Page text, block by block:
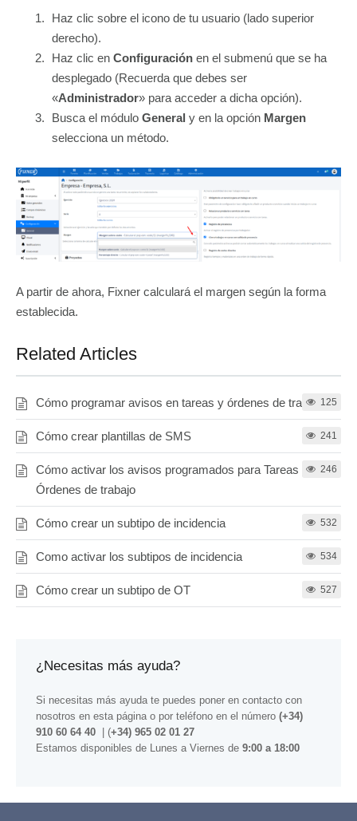
Haz clic sobre el icono de tu usuario (lado superior
derecho).
Haz clic en Configuración en el submenú que se ha
desplegado (Recuerda que debes ser
«Administrador» para acceder a dicha opción).
Busca el módulo General y en la opción Margen
selecciona un método.
A partir de ahora, Fixner calculará el margen según la forma
establecida.
Related Articles
Cómo programar avisos en tareas y órdenes de trabajo125
Cómo crear plantillas de SMS 241
Cómo activar los avisos programados para Tareas y
Órdenes de trabajo
246
Cómo crear un subtipo de incidencia 532
Como activar los subtipos de incidencia 534
Cómo crear un subtipo de OT 527
¿Necesitas más ayuda?
Si necesitas más ayuda te puedes poner en contacto con
nosotros en esta páginao por teléfono en el número (+34)
910 60 64 40
| (+34) 965 02 01 27
Estamos disponibles de Lunes a Viernes de 9:00 a 18:00